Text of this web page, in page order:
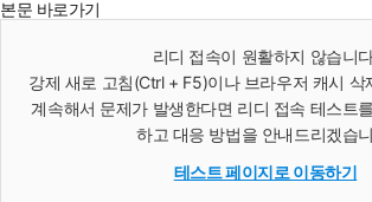
본문 바로가기
리디 접속이 원활하지 않습니
강제 새로 고침(Ctrl + F5)이나 브라우저 캐시 삭
계속해서 문제가 발생한다면 리디 접속 테스트
하고 대응 방법을 안내드리겠습
테스트 페이지로 이동하기